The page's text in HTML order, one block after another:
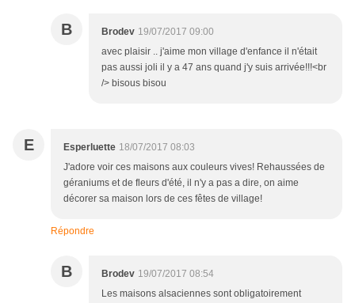
B Brodev 19/07/2017 09:00
avec plaisir .. j'aime mon village d'enfance il n'était
pas aussi joli il y a 47 ans quand j'y suis arrivée!!!<br
/> bisous bisou
E Esperluette 18/07/2017 08:03
J'adore voir ces maisons aux couleurs vives! Rehaussées de
géraniums et de fleurs d'été, il n'y a pas a dire, on aime
décorer sa maison lors de ces fêtes de village!
Répondre
B Brodev 19/07/2017 08:54
Les maisons alsaciennes sont obligatoirement